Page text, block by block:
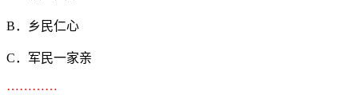
B．乡民仁心
C．军民一家亲
…………